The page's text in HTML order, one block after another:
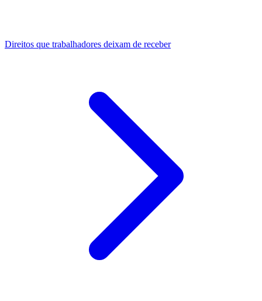
Direitos que trabalhadores deixam de receber